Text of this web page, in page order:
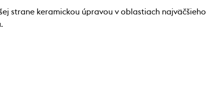
strane keramickou úpravou v oblastiach najväčšieho